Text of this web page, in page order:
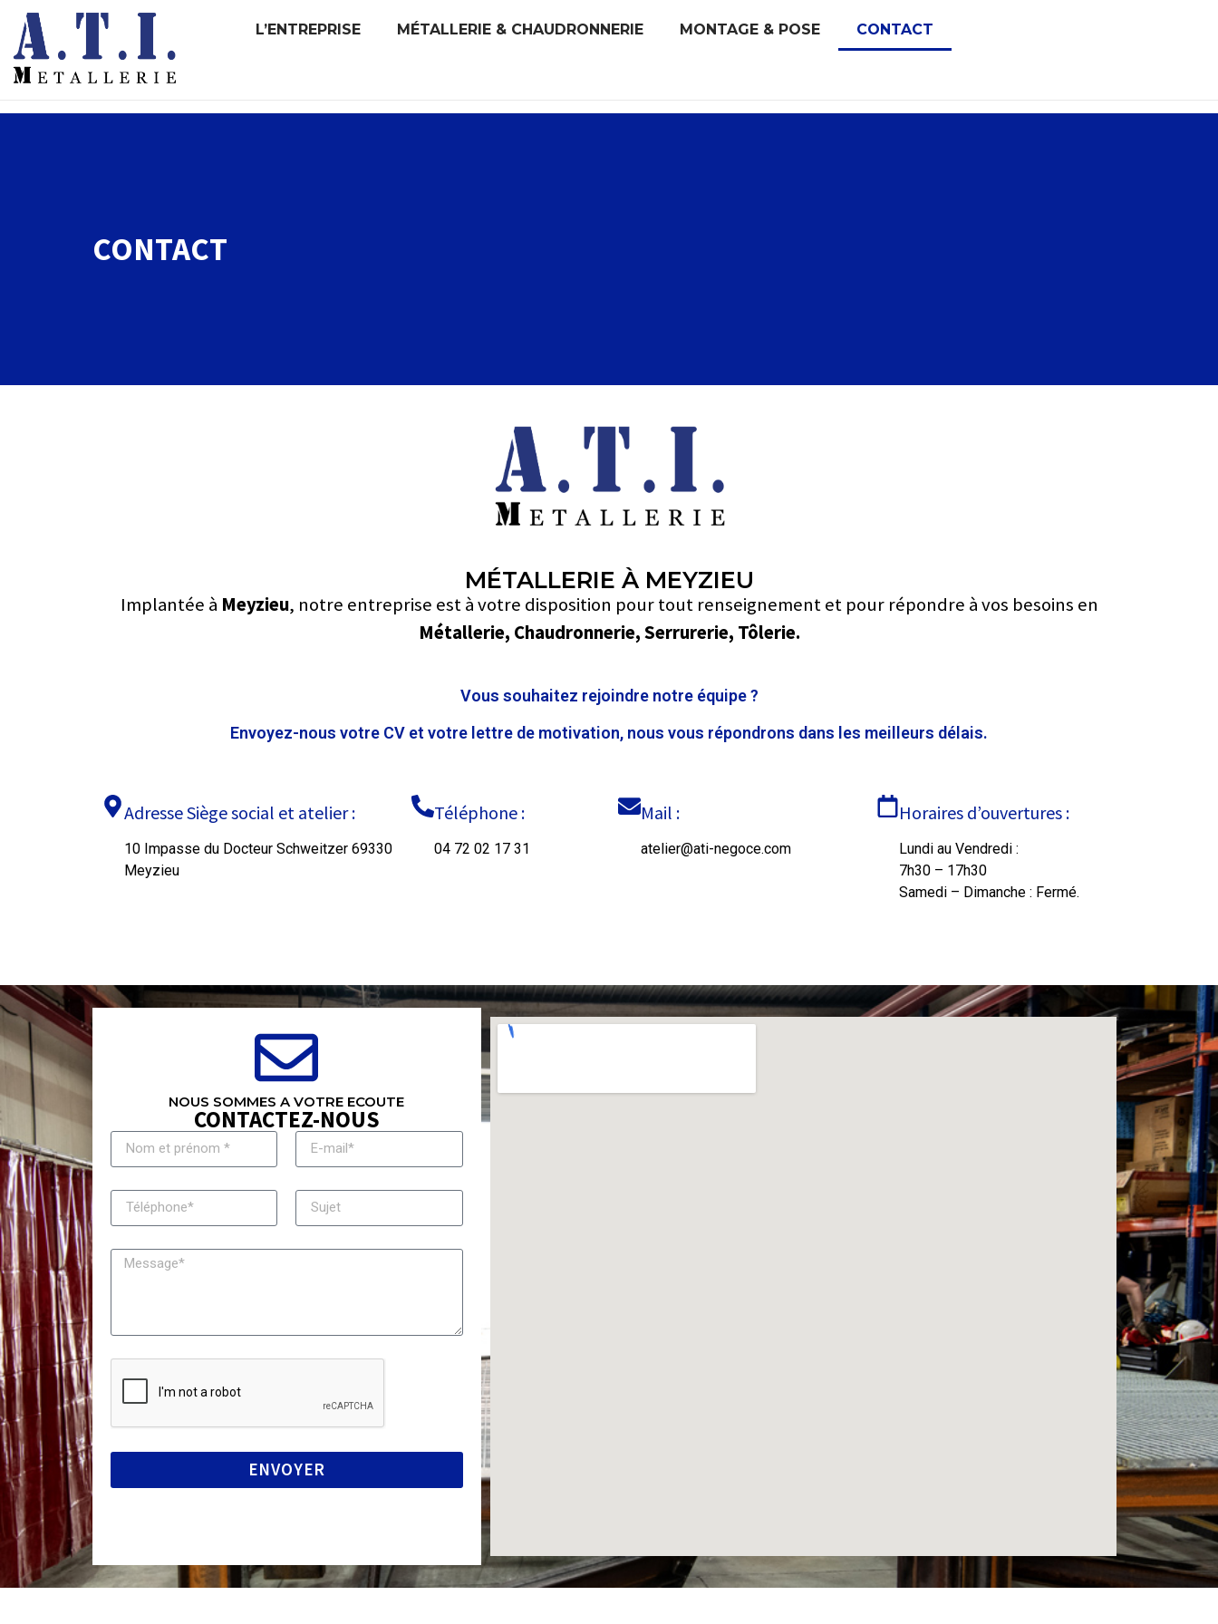
L’ENTREPRISE MÉTALLERIE & CHAUDRONNERIE MONTAGE & POSE CONTACT
CONTACT
MÉTALLERIE À MEYZIEU
Implantée à Meyzieu, notre entreprise est à votre disposition pour tout renseignement et pour répondre à vos besoins en
Métallerie, Chaudronnerie, Serrurerie, Tôlerie.
Vous souhaitez rejoindre notre équipe ?
Envoyez-nous votre CV et votre lettre de motivation, nous vous répondrons dans les meilleurs délais.
Adresse Siège social et atelier :
10 Impasse du Docteur Schweitzer 69330
Meyzieu
Téléphone :
04 72 02 17 31
Mail :
atelier@ati-negoce.com
Horaires d’ouvertures :
Lundi au Vendredi :
7h30 – 17h30
Samedi – Dimanche : Fermé.
NOUS SOMMES A VOTRE ECOUTE
CONTACTEZ-NOUS
ENVOYER